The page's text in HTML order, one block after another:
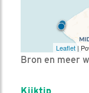
Leaflet |
Bron en meer